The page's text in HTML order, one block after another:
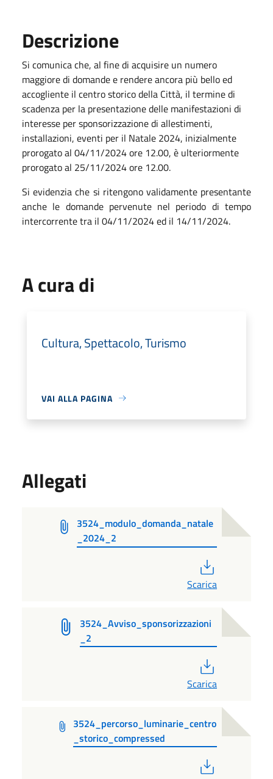
Descrizione
Si comunica che, al fine di acquisire un numero
maggiore di domande e rendere ancora più bello ed
accogliente il centro storico della Città, il termine di
scadenza per la presentazione delle manifestazioni di
interesse per sponsorizzazione di allestimenti,
installazioni, eventi per il Natale 2024, inizialmente
prorogato al 04/11/2024 ore 12.00, è ulteriormente
prorogato al 25/11/2024 ore 12.00.
Si evidenzia che si ritengono validamente presentante
anche le domande pervenute nel periodo di tempo
intercorrente tra il 04/11/2024 ed il 14/11/2024.
A cura di
Cultura, Spettacolo, Turismo
VAI ALLA PAGINA
Allegati
3524_modulo_domanda_natale
_2024_2
Scarica
3524_Avviso_sponsorizzazioni
_2
Scarica
3524_percorso_luminarie_centro
_storico_compressed